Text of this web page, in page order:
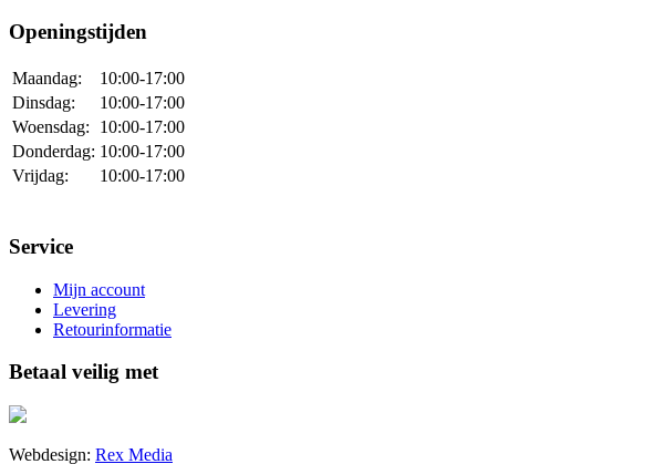
Openingstijden
Maandag:
10:00-17:00
Dinsdag:
10:00-17:00
Woensdag:
10:00-17:00
Donderdag: 10:00-17:00
Vrijdag:
10:00-17:00
Service
Mijn account
Levering
Retourinformatie
Betaal veilig met
Webdesign: Rex Media